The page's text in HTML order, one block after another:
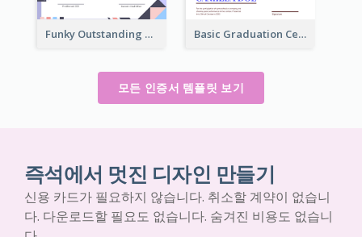
Funky Outstanding Shapes Certificate Design Template Ideas Basic Graduation Certificate With Campus Photo Design
모든 인증서 템플릿 보기
즉석에서 멋진 디자인 만들기
신용 카드가 필요하지 않습니다. 취소할 계약이 없습니
다. 다운로드할 필요도 없습니다. 숨겨진 비용도 없습니